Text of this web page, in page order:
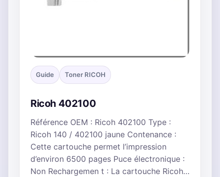
Guide Toner RICOH
Ricoh 402100
Référence OEM : Ricoh 402100 Type :
Ricoh 140 / 402100 jaune Contenance :
Cette cartouche permet l’impression
d’environ 6500 pages Puce électronique :
Non Rechargemen t : La cartouche Ricoh…